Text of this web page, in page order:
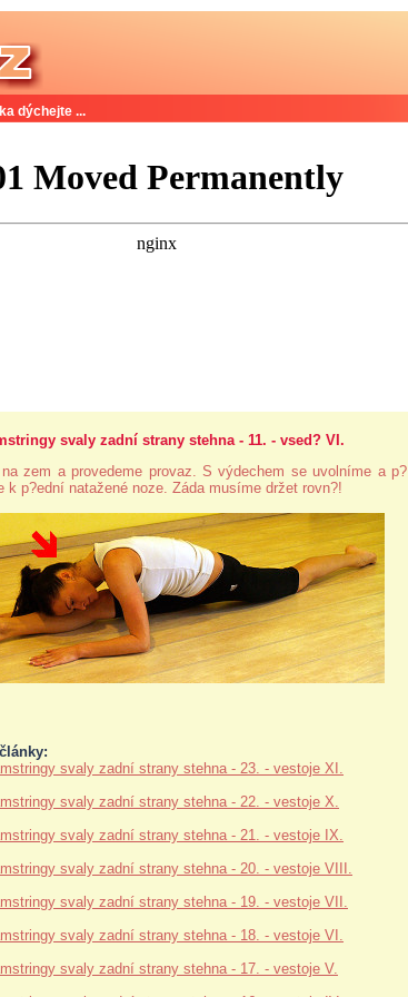
dýchejte ...
svaly zadní strany stehna - 11. - vsed? VI.
zem a provedeme provaz. S výdechem se uvolníme a p?
k p?ední natažené noze. Záda musíme držet rovn?!
svaly zadní strany stehna - 23. - vestoje XI.
svaly zadní strany stehna - 22. - vestoje X.
svaly zadní strany stehna - 21. - vestoje IX.
svaly zadní strany stehna - 20. - vestoje VIII.
svaly zadní strany stehna - 19. - vestoje VII.
svaly zadní strany stehna - 18. - vestoje VI.
svaly zadní strany stehna - 17. - vestoje V.